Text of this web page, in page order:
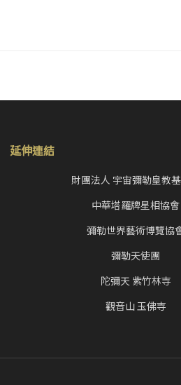
延伸連結
財團法人 宇宙彌勒皇教
中華塔羅牌星相協會
彌勒世界藝術博覽協
彌勒天使團
陀彌天 紫竹林寺
觀音山 玉佛寺